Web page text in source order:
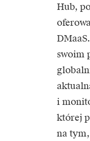
Hub,
swoim
i
której
na